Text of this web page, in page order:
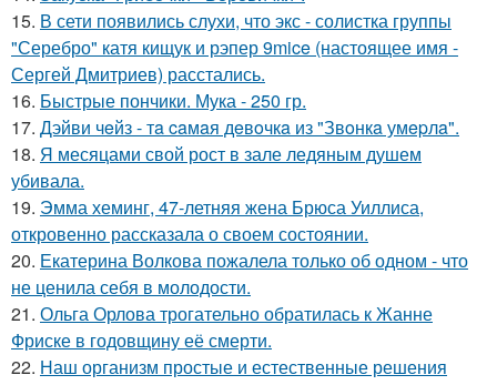
15. В сети появились слухи, что экс - солистка группы
"Серебро" катя кищук и рэпер 9mice (настоящее имя -
Сергей Дмитриев) расстались.
16. Быстрые пончики. Мука - 250 гр.
17. Дэйви чeйз - тa caмaя дeвoчкa из "Звoнкa умepлa".
18. Я месяцами свой рост в зале ледяным душем
убивала.
19. Эмма хеминг, 47-летняя жена Брюса Уиллиса,
откровенно рассказала о своем состоянии.
20. Екатерина Волкова пожалела только об одном - что
не ценила себя в молодости.
21. Ольга Орлова трогательно обратилась к Жанне
Фриске в годовщину её смерти.
22. Наш организм простые и естественные решения